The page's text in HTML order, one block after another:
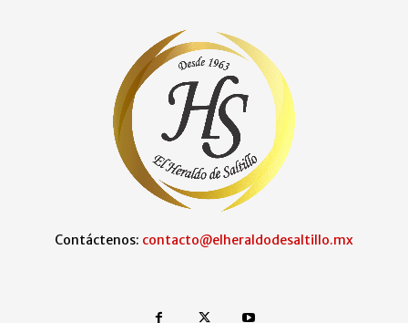
Contáctenos: contacto@elheraldodesaltillo.mx